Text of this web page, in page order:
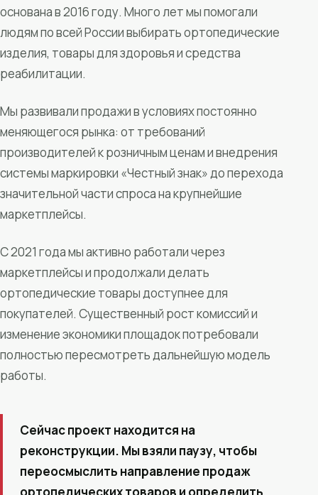
основана в 2016 году. Много лет мы помогали
людям по всей России выбирать ортопедические
изделия, товары для здоровья и средства
реабилитации.
Мы развивали продажи в условиях постоянно
меняющегося рынка: от требований
производителей к розничным ценам и внедрения
системы маркировки «Честный знак» до перехода
значительной части спроса на крупнейшие
маркетплейсы.
С 2021 года мы активно работали через
маркетплейсы и продолжали делать
ортопедические товары доступнее для
покупателей. Существенный рост комиссий и
изменение экономики площадок потребовали
полностью пересмотреть дальнейшую модель
работы.
Сейчас проект находится на
реконструкции. Мы взяли паузу, чтобы
переосмыслить направление продаж